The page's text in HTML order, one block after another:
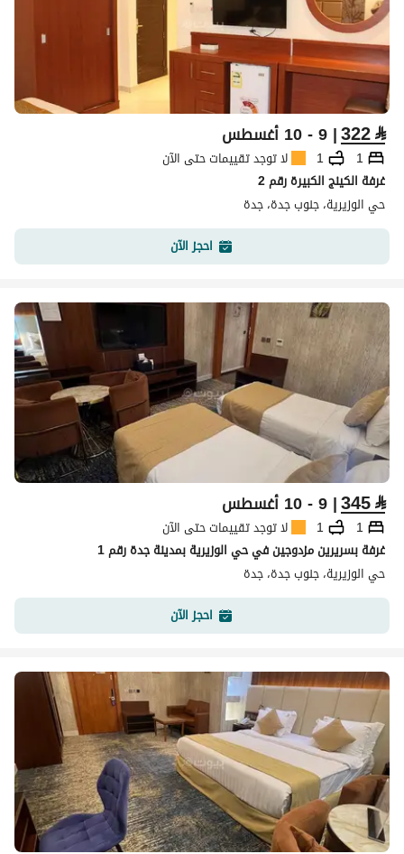
⃁
322| 9 - 10 أغسطس
1
1
لا توجد تقييمات حتى الآن
غرفة الكينج الكبيرة رقم 2
حي الوزيرية، جنوب جدة، جدة
احجز الآن
⃁
345| 9 - 10 أغسطس
1
1
لا توجد تقييمات حتى الآن
غرفة بسريرين مزدوجين في حي الوزيرية بمدينة جدة رقم 1
حي الوزيرية، جنوب جدة، جدة
احجز الآن